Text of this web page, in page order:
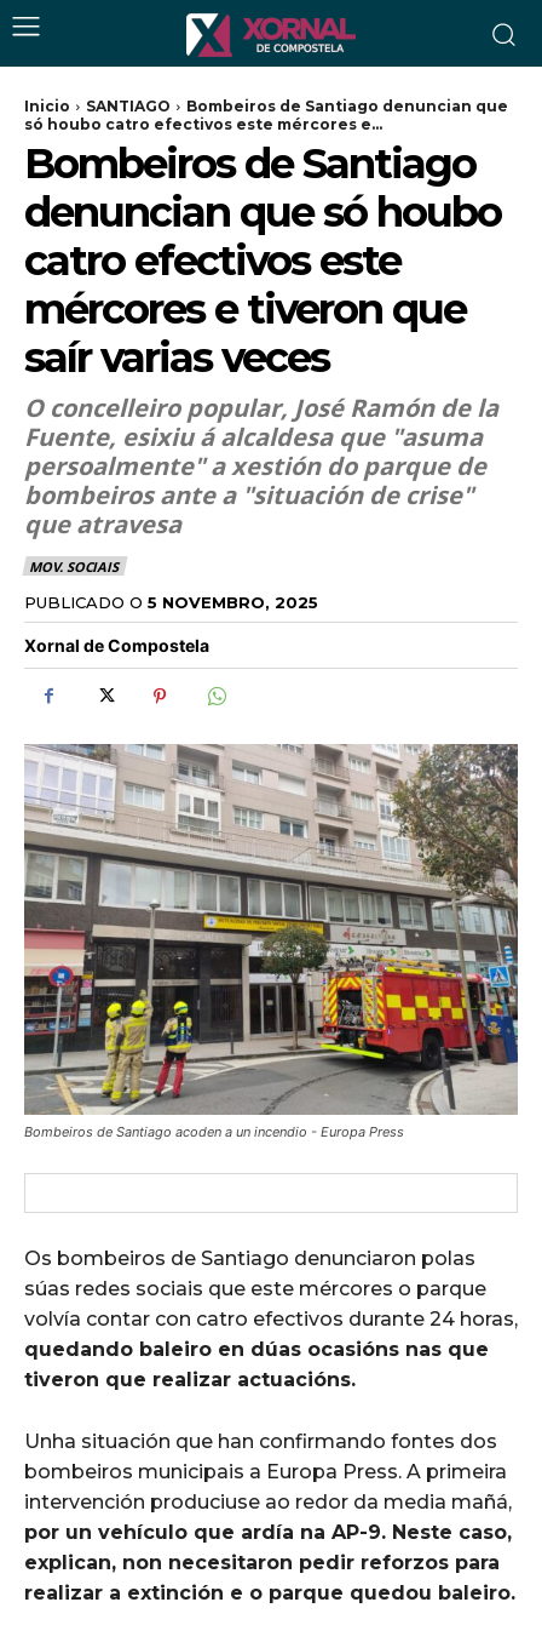
Inicio SANTIAGO
Bombeiros de Santiago denuncian que
só houbo catro efectivos este mércores e...
Bombeiros de Santiago
denuncian que só houbo
catro efectivos este
mércores e tiveron que
saír varias veces
O concelleiro popular, José Ramón de la
Fuente, esixiu á alcaldesa que "asuma
persoalmente" a xestión do parque de
bombeiros ante a "situación de crise"
que atravesa
MOV. SOCIAIS
PUBLICADO O 5 NOVEMBRO, 2025
Xornal de Compostela
Bombeiros de Santiago acoden a un incendio - Europa Press
Os bombeiros de Santiago denunciaron polas
súas redes sociais que este mércores o parque
volvía contar con catro efectivos durante 24 horas,
quedando baleiro en dúas ocasións nas que
tiveron que realizar actuacións.
Unha situación que han confirmando fontes dos
bombeiros municipais a Europa Press. A primeira
intervención produciuse ao redor da media mañá,
por un vehículo que ardía na AP-9. Neste caso,
explican, non necesitaron pedir reforzos para
realizar a extinción e o parque quedou baleiro.